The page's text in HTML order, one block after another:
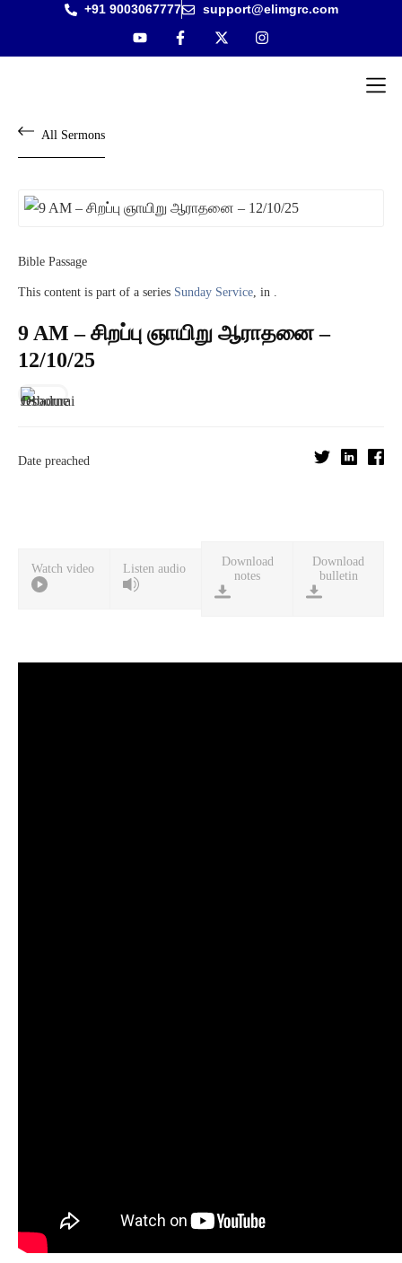
+91 9003067777 support@elimgrc.com
All Sermons
Bible Passage
This content is part of a series Sunday Service , in .
9 AM – சிறப்பு ஞாயிறு ஆராதனை –
12/10/25
Date preached
Watch video Listen audio
Download
notes
Download
bulletin